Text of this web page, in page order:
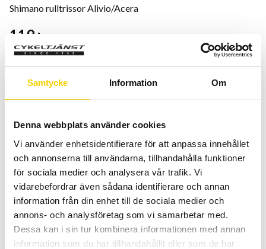
Samtycke Information Om
Denna webbplats använder cookies
Vi använder enhetsidentifierare för att anpassa innehållet
och annonserna till användarna, tillhandahålla funktioner
för sociala medier och analysera vår trafik. Vi
vidarebefordrar även sådana identifierare och annan
information från din enhet till de sociala medier och
annons- och analysföretag som vi samarbetar med.
Dessa kan i sin tur kombinera informationen med annan
information som du har tillhandahållit eller som de har
Shimano rulltrissor Alivio/Acera
119 :-
Certifierad cykelservice & Shimano Service Center
Allt inom cykel på ett ställe
Kunnig personal och hög kundnöjdhet
Lagerstatus
1 st i lager
Artikelnr
Y5VP98050